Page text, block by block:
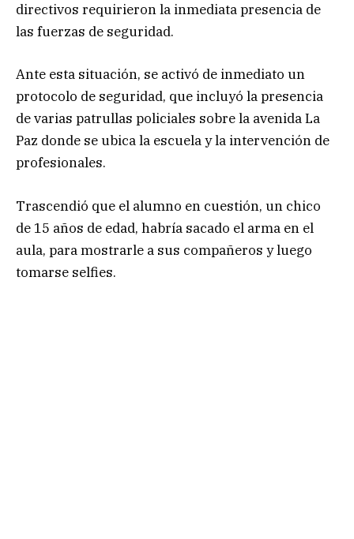
directivos requirieron la inmediata presencia de
las fuerzas de seguridad.
Ante esta situación, se activó de inmediato un
protocolo de seguridad, que incluyó la presencia
de varias patrullas policiales sobre la avenida La
Paz donde se ubica la escuela y la intervención de
profesionales.
Trascendió que el alumno en cuestión, un chico
de 15 años de edad, habría sacado el arma en el
aula, para mostrarle a sus compañeros y luego
tomarse selfies.